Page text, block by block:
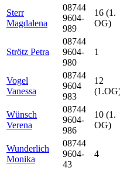
Sterr
Magdalena
08744
9604-
989
16 (1.
OG)
Strötz Petra
08744
9604-
980
1
Vogel
Vanessa
08744
9604
983
12
Wünsch
Verena
08744
9604-
986
10 (1.
OG)
Wunderlich
Monika
08744
9604-
43
4